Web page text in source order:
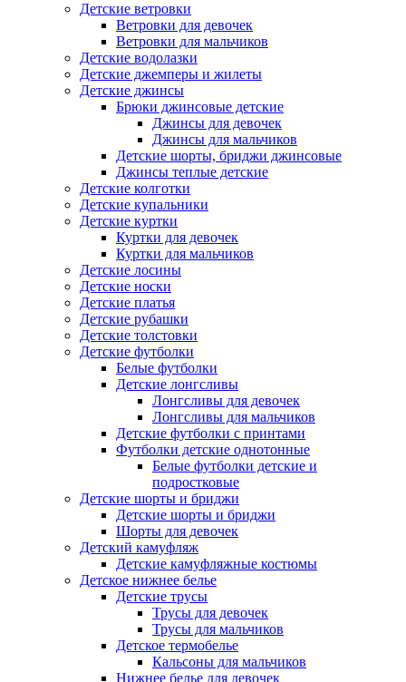
Детские ветровки
Ветровки для девочек
Ветровки для мальчиков
Детские водолазки
Детские джемперы и жилеты
Детские джинсы
Брюки джинсовые детские
Джинсы для девочек
Джинсы для мальчиков
Детские шорты, бриджи джинсовые
Джинсы теплые детские
Детские колготки
Детские купальники
Детские куртки
Куртки для девочек
Куртки для мальчиков
Детские лосины
Детские носки
Детские платья
Детские рубашки
Детские толстовки
Детские футболки
Белые футболки
Детские лонгсливы
Лонгсливы для девочек
Лонгсливы для мальчиков
Детские футболки с принтами
Футболки детские однотонные
Белые футболки детские и
подростковые
Детские шорты и бриджи
Детские шорты и бриджи
Шорты для девочек
Детский камуфляж
Детские камуфляжные костюмы
Детское нижнее белье
Детские трусы
Трусы для девочек
Трусы для мальчиков
Детское термобелье
Кальсоны для мальчиков
Нижнее белье для девочек